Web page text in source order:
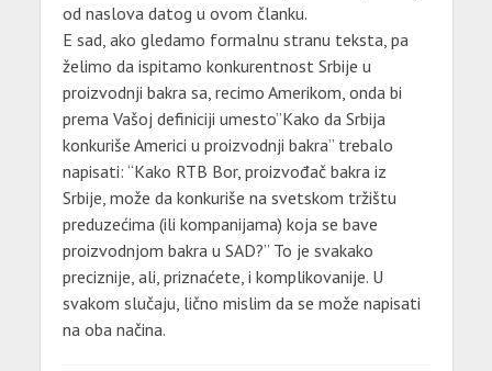
od naslova datog u ovom članku.
E sad, ako gledamo formalnu stranu teksta, pa
želimo da ispitamo konkurentnost Srbije u
proizvodnji bakra sa, recimo Amerikom, onda bi
prema Vašoj definiciji umesto”Kako da Srbija
konkuriše Americi u proizvodnji bakra” trebalo
napisati: “Kako RTB Bor, proizvođač bakra iz
Srbije, može da konkuriše na svetskom tržištu
preduzećima (ili kompanijama) koja se bave
proizvodnjom bakra u SAD?” To je svakako
preciznije, ali, priznaćete, i komplikovanije. U
svakom slučaju, lično mislim da se može napisati
na oba načina.